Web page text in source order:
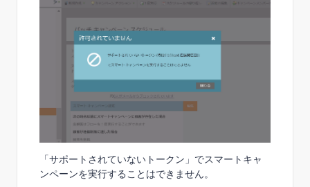
「サポートされていないトークン」でスマートキャ
ンペーンを実行することはできません。